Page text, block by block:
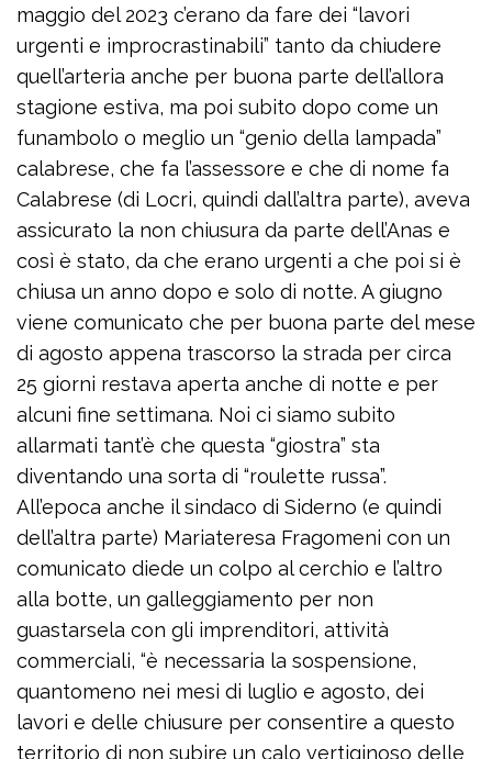
maggio del 2023 c’erano da fare dei “lavori
urgenti e improcrastinabili” tanto da chiudere
quell’arteria anche per buona parte dell’allora
stagione estiva, ma poi subito dopo come un
funambolo o meglio un “genio della lampada”
calabrese, che fa l’assessore e che di nome fa
Calabrese (di Locri, quindi dall’altra parte), aveva
assicurato la non chiusura da parte dell’Anas e
così è stato, da che erano urgenti a che poi si è
chiusa un anno dopo e solo di notte. A giugno
viene comunicato che per buona parte del mese
di agosto appena trascorso la strada per circa
25 giorni restava aperta anche di notte e per
alcuni fine settimana. Noi ci siamo subito
allarmati tant’è che questa “giostra” sta
diventando una sorta di “roulette russa”.
All’epoca anche il sindaco di Siderno (e quindi
dell’altra parte) Mariateresa Fragomeni con un
comunicato diede un colpo al cerchio e l’altro
alla botte, un galleggiamento per non
guastarsela con gli imprenditori, attività
commerciali, “è necessaria la sospensione,
quantomeno nei mesi di luglio e agosto, dei
lavori e delle chiusure per consentire a questo
territorio di non subire un calo vertiginoso delle